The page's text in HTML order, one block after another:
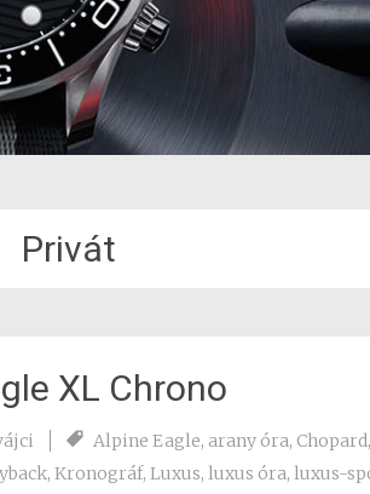
Privát
XL Chrono
Alpine Eagle, arany óra, Chopard,
, Kronográf, Luxus, luxus óra, luxus-